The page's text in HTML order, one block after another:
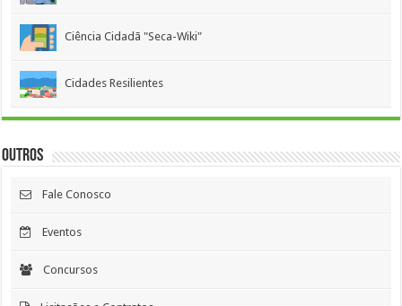
Ciência Cidadã "Seca-Wiki"
Cidades Resilientes
Outros
Fale Conosco
Eventos
Concursos